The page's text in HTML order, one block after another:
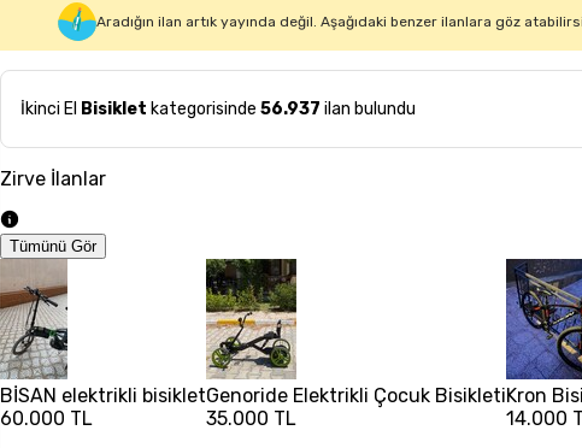
Aradığın ilan artık yayında değil. Aşağıdaki benzer ilanlara göz
İkinci El Bisiklet kategorisinde 56.937 ilan bulundu
Zirve İlanlar
Tümünü Gör
BİSAN elektrikli bisiklet
60.000 TL
Genoride Elektrikli Çocuk Bisikleti
35.000 TL
Kron
14.000